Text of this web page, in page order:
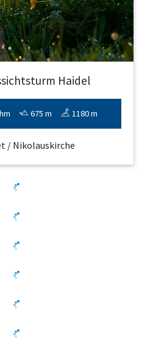
Haidel
675 m 1180 m
/ Nikolauskirche